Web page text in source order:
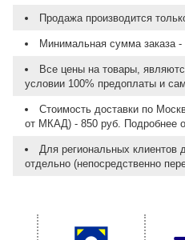
Продажа производится
Минимальная сумма заказа -
Все цены на товары,
условии 100% предоплаты и
Стоимость доставки по
от МКАД) - 850 руб. Подробнее
Для региональных клиентов
отдельно (непосредственно